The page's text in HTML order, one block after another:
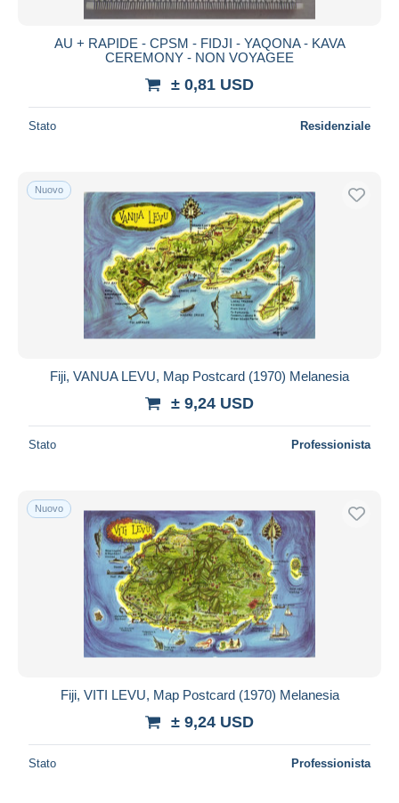
Bancontact
Maestro
Residenza del venditore
Aggiorna
AU + RAPIDE - CPSM - FIDJI - YAQONA - KAVA
CEREMONY - NON VOYAGEE
± 0,81 USD
Stato Residenziale
Nuovo
Fiji, VANUA LEVU, Map Postcard (1970) Melanesia
± 9,24 USD
Stato Professionista
Nuovo
Fiji, VITI LEVU, Map Postcard (1970) Melanesia
± 9,24 USD
Stato Professionista